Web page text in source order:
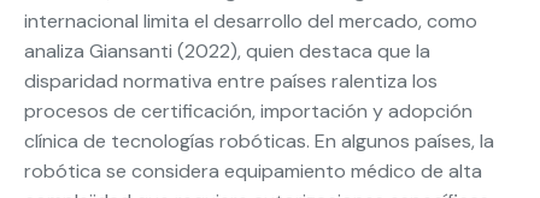
internacional limita el desarrollo del mercado, como
analiza Giansanti (2022), quien destaca que la
disparidad normativa entre países ralentiza los
procesos de certificación, importación y adopción
clínica de tecnologías robóticas. En algunos países, la
robótica se considera equipamiento médico de alta